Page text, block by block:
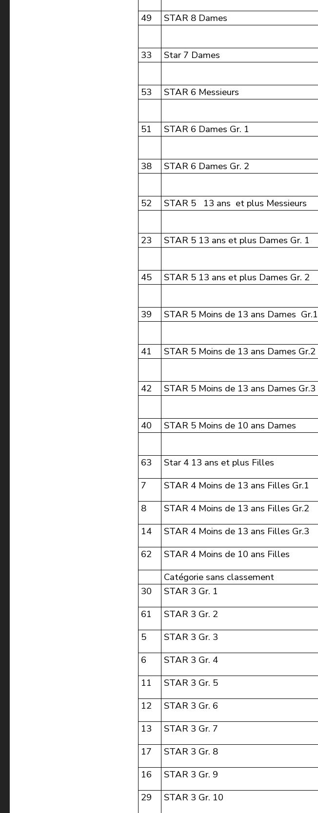
49
STAR 8 Dames
33
Star 7 Dames
53
STAR 6 Messieurs
51
STAR 6 Dames Gr. 1
38
STAR 6 Dames Gr. 2
52
STAR 5 13 ans et plus Messieurs
23
STAR 5 13 ans et plus Dames Gr. 1
45
STAR 5 13 ans et plus Dames Gr. 2
39
STAR 5 Moins de 13 ans Dames Gr.1
41
STAR 5 Moins de 13 ans Dames Gr.2
42
STAR 5 Moins de 13 ans Dames Gr.3
40
STAR 5 Moins de 10 ans Dames
63
Star 4 13 ans et plus Filles
7
STAR 4 Moins de 13 ans Filles Gr.1
8
STAR 4 Moins de 13 ans Filles Gr.2
14
STAR 4 Moins de 13 ans Filles Gr.3
62
STAR 4 Moins de 10 ans Filles
Catégorie sans classement
30
STAR 3 Gr. 1
61
STAR 3 Gr. 2
5
STAR 3 Gr. 3
6
STAR 3 Gr. 4
11
STAR 3 Gr. 5
12
STAR 3 Gr. 6
13
STAR 3 Gr. 7
17
STAR 3 Gr. 8
16
STAR 3 Gr. 9
29
STAR 3 Gr. 10